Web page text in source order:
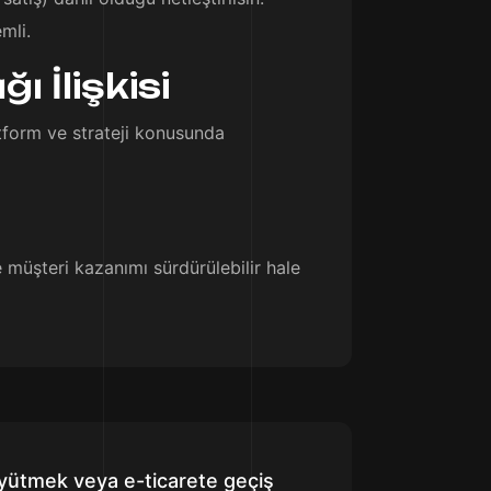
İlişkisi
ve strateji konusunda
kazanımı sürdürülebilir hale
veya e-ticarete geçiş